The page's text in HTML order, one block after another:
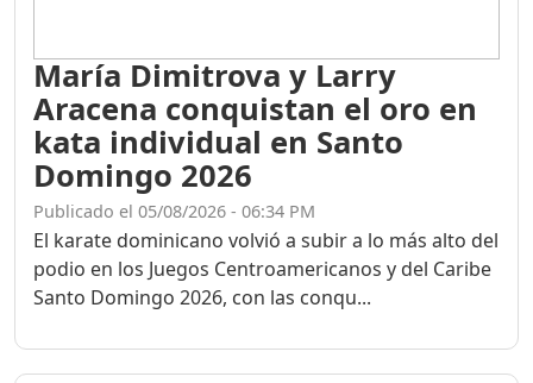
María Dimitrova y Larry
Aracena conquistan el oro en
kata individual en Santo
Domingo 2026
Publicado el 05/08/2026 - 06:34 PM
El karate dominicano volvió a subir a lo más alto del
podio en los Juegos Centroamericanos y del Caribe
Santo Domingo 2026, con las conqu...